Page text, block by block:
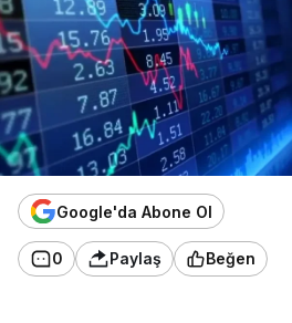
Google'da Abone Ol
0 Paylaş Beğen